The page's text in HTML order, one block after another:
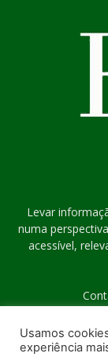
Levar
numa
acessível,
Usamos
experiência